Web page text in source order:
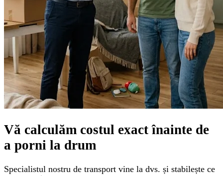
Vă calculăm costul exact înainte de
a porni la drum
Specialistul nostru de transport vine la dvs. și stabilește ce